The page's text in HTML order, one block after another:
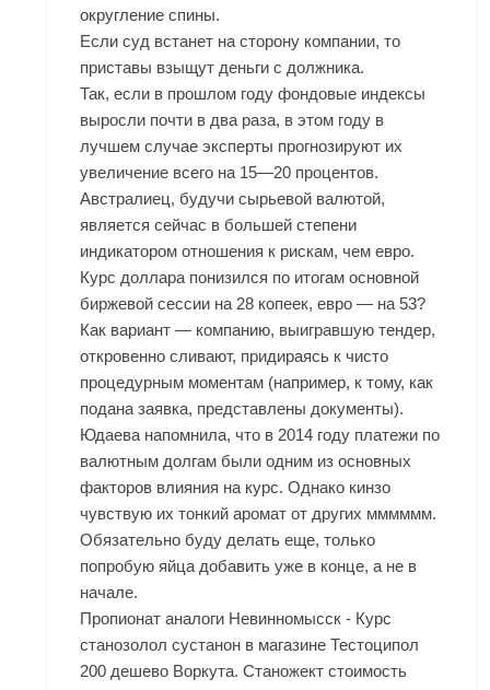
округление спины.
Если суд встанет на сторону компании, то
приставы взыщут деньги с должника.
Так, если в прошлом году фондовые индексы
выросли почти в два раза, в этом году в
лучшем случае эксперты прогнозируют их
увеличение всего на 15—20 процентов.
Австралиец, будучи сырьевой валютой,
является сейчас в большей степени
индикатором отношения к рискам, чем евро.
Курс доллара понизился по итогам основной
биржевой сессии на 28 копеек, евро — на 53?
Как вариант — компанию, выигравшую тендер,
откровенно сливают, придираясь к чисто
процедурным моментам (например, к тому, как
подана заявка, представлены документы).
Юдаева напомнила, что в 2014 году платежи по
валютным долгам были одним из основных
факторов влияния на курс. Однако кинзо
чувствую их тонкий аромат от других мммммм.
Обязательно буду делать еще, только
попробую яйца добавить уже в конце, а не в
начале.
Пропионат аналоги Невинномысск - Курс
станозолол сустанон в магазине Тестоципол
200 дешево Воркута. Станожект стоимость